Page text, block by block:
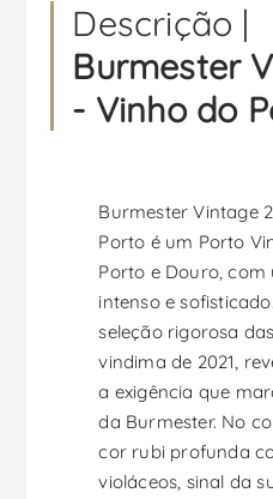
Descrição |
Burmester
- Vinho do
Burmester Vintage
Porto é um Porto
Porto e Douro,
intenso e
seleção rigorosa
vindima de 2021,
a exigência que
da Burmester. No
cor rubi profunda
violáceos, sinal da